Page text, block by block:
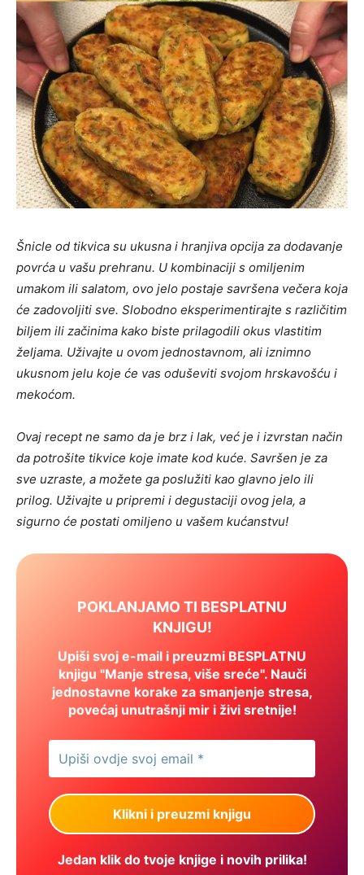
Šnicle od tikvica su ukusna i hranjiva opcija za dodavanje
povrća u vašu prehranu. U kombinaciji s omiljenim
umakom ili salatom, ovo jelo postaje savršena večera koja
će zadovoljiti sve. Slobodno eksperimentirajte s različitim
biljem ili začinima kako biste prilagodili okus vlastitim
željama. Uživajte u ovom jednostavnom, ali iznimno
ukusnom jelu koje će vas oduševiti svojom hrskavošću i
mekoćom.
Ovaj recept ne samo da je brz i lak, već je i izvrstan način
da potrošite tikvice koje imate kod kuće. Savršen je za
sve uzraste, a možete ga poslužiti kao glavno jelo ili
prilog. Uživajte u pripremi i degustaciji ovog jela, a
sigurno će postati omiljeno u vašem kućanstvu!
POKLANJAMO TI BESPLATNU
KNJIGU!
Upiši svoj e-mail i preuzmi BESPLATNU
knjigu "Manje stresa, više sreće". Nauči
jednostavne korake za smanjenje stresa,
povećaj unutrašnji mir i živi sretnije!
Jedan klik do tvoje knjige i novih prilika!